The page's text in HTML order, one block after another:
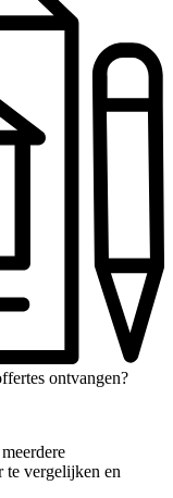
ontvangen?
te vergelijken en